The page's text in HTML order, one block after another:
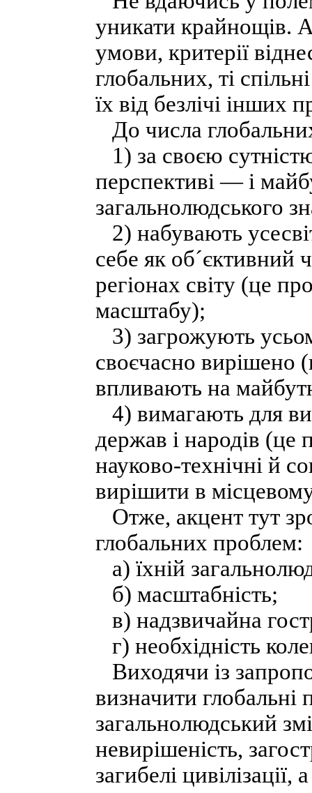
уникати крайнощів.
умови, критерії
глобальних, ті
їх від безлічі інших
До числа
1) за своєю
перспективі — і
загальнолюдського
2) набувають
себе як об´єктивний
регіонах світу (це
масштабу);
3) загрожують
своєчасно вирішено
впливають на
4) вимагають для
держав і народів (це
науково-технічні й
вирішити в
Отже, акцент тут
глобальних проблем:
а) їхній
б) масштабність;
в) надзвичайна
г) необхідність
Виходячи із
визначити
загальнолюдський
невирішеність,
загибелі